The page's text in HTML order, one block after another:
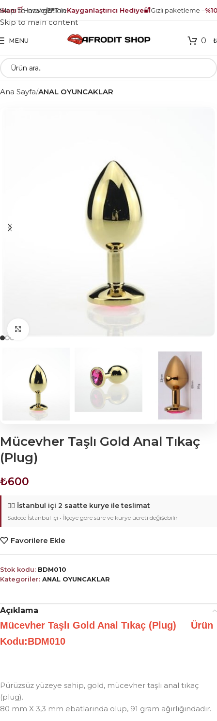
🛒Havale/EFT ileKayganlaştırıcı Hediye🔐Gizli paketleme –
Skip to navigation
Skip to main content
MENU 0 ₺
Ana Sayfa ANAL OYUNCAKLAR
Mücevher Taşlı Gold Anal Tıkaç
(Plug)
₺600
🚴‍♂️ İstanbul içi 2 saatte kurye ile teslimat
Sadece İstanbul içi • İlçeye göre süre ve kurye ücreti değişebilir
Favorilere Ekle
Stok kodu: BDM010
Kategoriler: ANAL OYUNCAKLAR
Açıklama
Mücevher Taşlı Gold Anal Tıkaç (Plug) Ürün
Kodu:BDM010
Pürüzsüz yüzeye sahip, gold, mücevher taşlı anal tıkaç
(plug).
80 mm X 3,3 mm ebatlarında olup, 91 gram ağırlığındadır.